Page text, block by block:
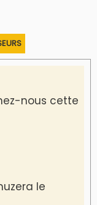
nous cette
le